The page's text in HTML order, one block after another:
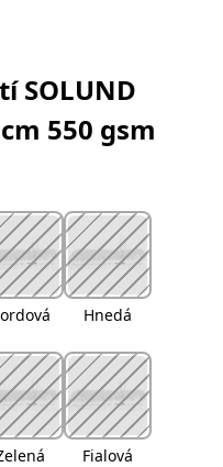
SOLUND
550 gsm
Hnedá
Fialová